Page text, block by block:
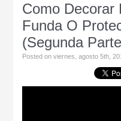
Como Decorar
Funda O
(Segunda
Posted on viernes, agosto 5th,